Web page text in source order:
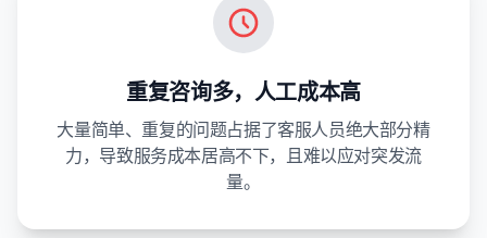
重复咨询多，人工成本高
大量简单、重复的问题占据了客服人员绝大部分精
力，导致服务成本居高不下，且难以应对突发流
量。